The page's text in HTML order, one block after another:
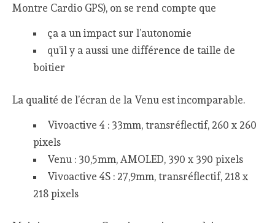
Montre Cardio GPS), on se rend compte que
ça a un impact sur l’autonomie
qu’il y a aussi une différence de taille de
boitier
La qualité de l’écran de la Venu est incomparable.
Vivoactive 4 : 33mm, transréflectif, 260 x 260
pixels
Venu : 30,5mm, AMOLED, 390 x 390 pixels
Vivoactive 4S : 27,9mm, transréflectif, 218 x
218 pixels